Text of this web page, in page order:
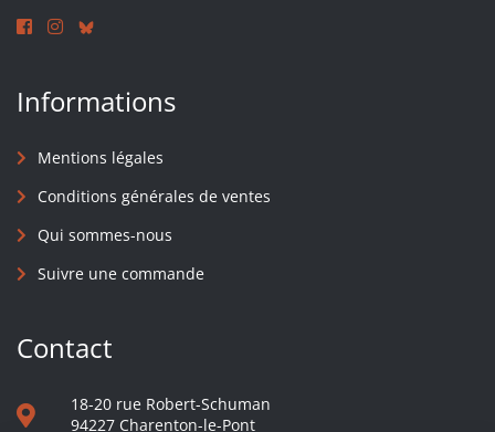
Informations
Mentions légales
Conditions générales de ventes
Qui sommes-nous
Suivre une commande
Contact
18-20 rue Robert-Schuman
94227 Charenton-le-Pont